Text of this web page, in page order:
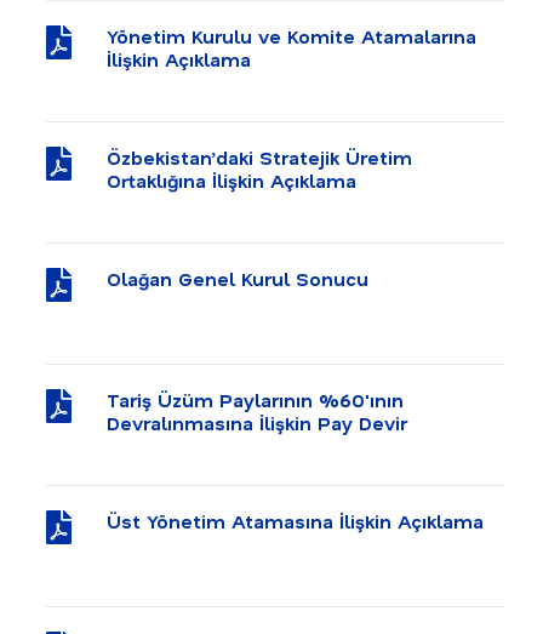
Yönetim Kurulu ve Komite Atamalarına
İlişkin Açıklama
Özbekistan’daki Stratejik Üretim
Ortaklığına İlişkin Açıklama
Olağan Genel Kurul Sonucu
Tariş Üzüm Paylarının %60'ının
Devralınmasına İlişkin Pay Devir
Üst Yönetim Atamasına İlişkin Açıklama